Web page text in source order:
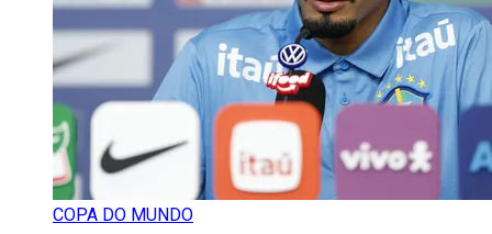
COPA DO MUNDO